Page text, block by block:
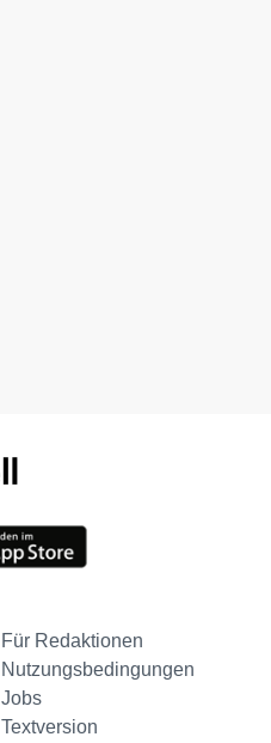
Für Redaktionen
Nutzungsbedingungen
Jobs
Textversion